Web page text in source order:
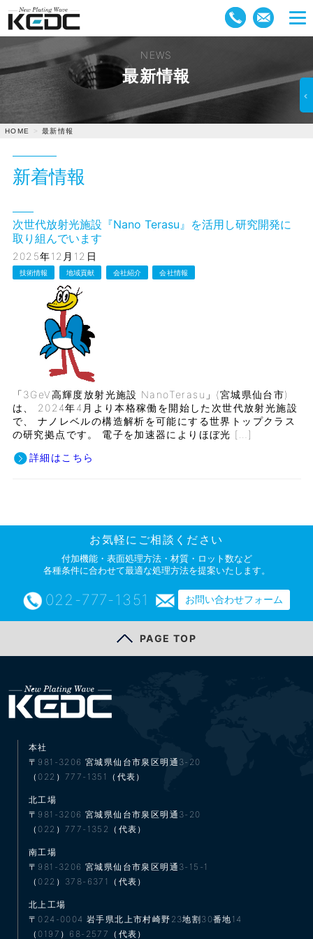
NEWS
最新情報
HOME 最新情報
新着情報
次世代放射光施設『Nano Terasu』を活用し研究開発に
取り組んでいます
2025年12月12日
技術情報 地域貢献 会社紹介 会社情報
「3GeV高輝度放射光施設 NanoTerasu」(宮城県仙台市)
は、 2024年4月より本格稼働を開始した次世代放射光施設
で、 ナノレベルの構造解析を可能にする世界トップクラス
の研究拠点です。 電子を加速器によりほぼ光 […]
詳細はこちら
お気軽にご相談ください
付加機能・表面処理方法・材質・ロット数など
各種条件に合わせて最適な処理方法を提案いたします。
022-777-1351 お問い合わせフォーム
PAGE TOP
本社
〒981-3206 宮城県仙台市泉区明通3-20
（022）777-1351（代表）
北工場
〒981-3206 宮城県仙台市泉区明通3-20
（022）777-1352（代表）
南工場
〒981-3206 宮城県仙台市泉区明通3-15-1
（022）378-6371（代表）
北上工場
〒024-0004 岩手県北上市村崎野23地割30番地14
（0197）68-2577（代表）